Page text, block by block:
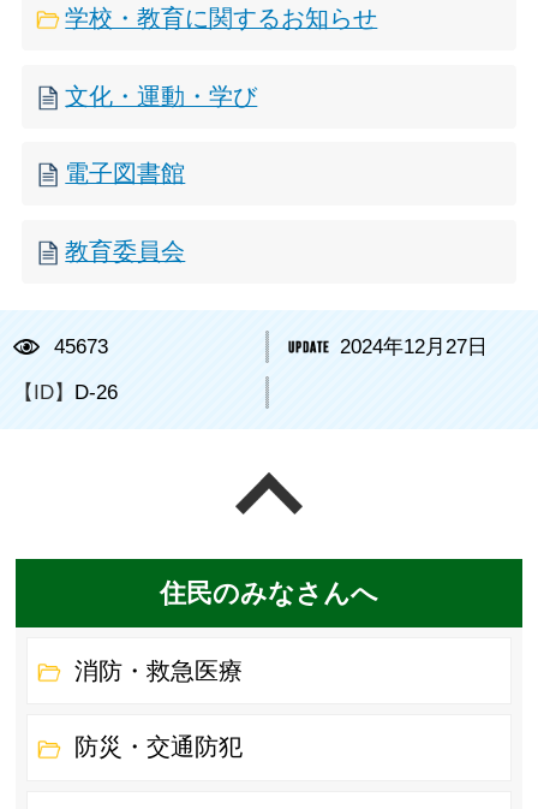
学校・教育に関するお知らせ
文化・運動・学び
電子図書館
教育委員会
45673 2024年12月27日
【ID】 D-26
住民のみなさんへ
消防・救急医療
防災・交通防犯